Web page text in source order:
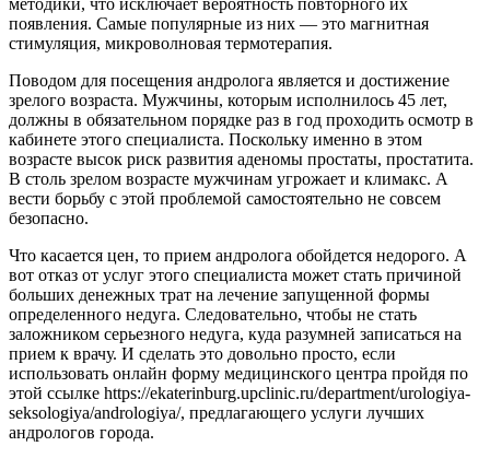
появления. Самые популярные из них — это магнитная
стимуляция, микроволновая термотерапия.
Поводом для посещения андролога является и достижение
зрелого возраста. Мужчины, которым исполнилось 45 лет,
должны в обязательном порядке раз в год проходить осмотр в
кабинете этого специалиста. Поскольку именно в этом
возрасте высок риск развития аденомы простаты, простатита.
В столь зрелом возрасте мужчинам угрожает и климакс. А
вести борьбу с этой проблемой самостоятельно не совсем
безопасно.
Что касается цен, то прием андролога обойдется недорого. А
вот отказ от услуг этого специалиста может стать причиной
больших денежных трат на лечение запущенной формы
определенного недуга. Следовательно, чтобы не стать
заложником серьезного недуга, куда разумней записаться на
прием к врачу. И сделать это довольно просто, если
использовать онлайн форму медицинского центра пройдя по
этой ссылке https://ekaterinburg.upclinic.ru/department/urologiya-
seksologiya/andrologiya/, предлагающего услуги лучших
андрологов города.